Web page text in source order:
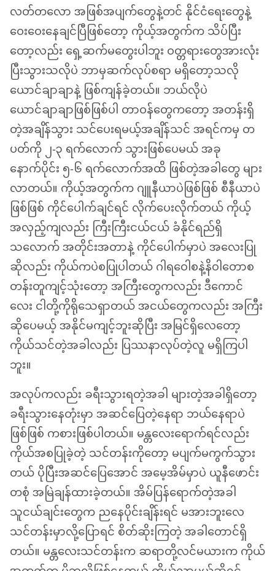
လတ်တလော အဖြစ်အပျက်တွေနဲ့တင် နိုင်ငံရေးတွေနဲ့
ဝေးဝေးနေချင်ပြီဖြစ်တော့ ကိုယ့်အတွက်က သိပ်ပြီး
တော့လည်း ရှေ့ဆက်မတွေးပါဘူး ဝတ္တရားတွေအားလုံး
ပြီးသွားသလိုပဲ ဘာမှဆက်လုပ်စရာ မရှိတော့သလို
ယောင်ချာချာနဲ့ ဖြစ်ကျန်ခဲ့တယ်။ ဘယ်လိုပဲ
ယောင်ချာချာဖြစ်ဖြစ်ပါ တာဝန်တွေကတော့ အတန်းရှိ
တဲ့အချိန်သွား သင်ပေးရမယ့်အချိန်သင် အရင်ကမှ တ
ပတ်ကို ၂-၃ ရက်လောက် သွားဖြစ်ပေမယ် အခု
နောက်ပိုင်း ၅-၆ ရက်လောက်အထိ ဖြစ်တဲ့အခါတွေ များ
လာတယ်။ ကိုယ့်အတွက်က ဂျူနီယာပဲဖြစ်ဖြစ် စီနီယာပဲ
ဖြစ်ဖြစ် ကိုင်ပေါက်ချင်ရင် လိုက်ပေးလိုက်တယ် ကိုယ့်
အလှည့်ကျလည်း ကြီးကြီးငယ်ငယ် ခံနိုင်ရည်ရှိ
သလောက် အတိုင်းအတာနဲ့ ကိုင်ပေါက်မှာပဲ အလေးပြု
ဆိုလည်း ကိုယ်ကပဲစပြုပါတယ် ဂါရဝေါစနဲ့နိဝါတောစ
တန်းတူကျင့်သုံးတော့ အကြီးတွေကလည်း ဒီကောင်
လေး ငါတို့ကိုရိုသေရှာတယ် အငယ်တွေကလည်း အကြီး
ဆိုပေမယ့် အနိုင်မကျင့်ဘူးဆိုပြီး အမြင်ရှိလေတော့
ကိုယ်သင်တဲ့အခါလည်း ပြဿနာလုပ်တဲ့လူ မရှိကြပါ
ဘူး။
အလုပ်ကလည်း ခရီးသွားရတဲ့အခါ များတဲ့အခါရှိတော့
ခရီးသွားနေတုံးမှာ အဆင်ပြေတဲ့နေရာ ဘယ်နေရာပဲ
ဖြစ်ဖြစ် ကစားဖြစ်ပါတယ်။ မန္တလေးရောက်ရင်လည်း
ကိုယ်အစပြုခဲ့တဲ့ သင်တန်းကိုတော့ မပျက်မကွက်သွား
တယ် ပိုပြီးအဆင်ပြေအောင် အမေ့အိမ်မှာပဲ ယူနီဖောင်း
တစုံ အမြဲချန်ထားခဲ့တယ်။ အိမ်ပြန်ရောက်တဲ့အခါ
သူငယ်ချင်းတွေက ညနေပိုင်းချိန်းရင် မအားဘူးလေ
သင်တန်းမှာလို့ပြောရင် စိတ်ဆိုးကြတဲ့ အခါတောင်ရှိ
တယ်။ မန္တလေးသင်တန်းက ဆရာတို့လင်မယားက ကိုယ်